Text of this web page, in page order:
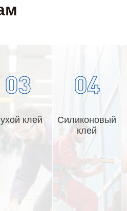
03
клей
04
Силиконовый
клей